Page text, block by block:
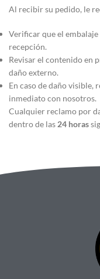
Al recibir su pedido, le
Verificar que el
recepción.
Revisar el contenido en
daño externo.
En caso de daño visible,
inmediato con nosotros.
Cualquier reclamo por
dentro de las 24 horas